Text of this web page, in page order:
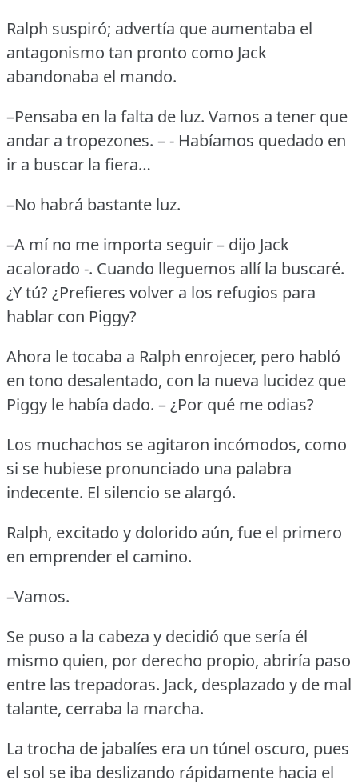
Ralph suspiró; advertía que aumentaba el
antagonismo tan pronto como Jack
abandonaba el mando.
–Pensaba en la falta de luz. Vamos a tener que
andar a tropezones. – - Habíamos quedado en
ir a buscar la fiera…
–No habrá bastante luz.
–A mí no me importa seguir – dijo Jack
acalorado -. Cuando lleguemos allí la buscaré.
¿Y tú?¿Prefieres volver a los refugios para
hablar con Piggy?
Ahora le tocaba a Ralph enrojecer, pero habló
en tono desalentado, con la nueva lucidez que
Piggy le había dado. – ¿Por qué me odias?
Los muchachos se agitaron incómodos, como
si se hubiese pronunciado una palabra
indecente. El silencio se alargó.
Ralph, excitado y dolorido aún, fue el primero
en emprender el camino.
–Vamos.
Se puso a la cabeza y decidió que sería él
mismo quien, por derecho propio, abriría paso
entre las trepadoras. Jack, desplazado y de mal
talante, cerraba la marcha.
La trocha de jabalíes era un túnel oscuro, pues
el sol se iba deslizando rápidamente hacia el